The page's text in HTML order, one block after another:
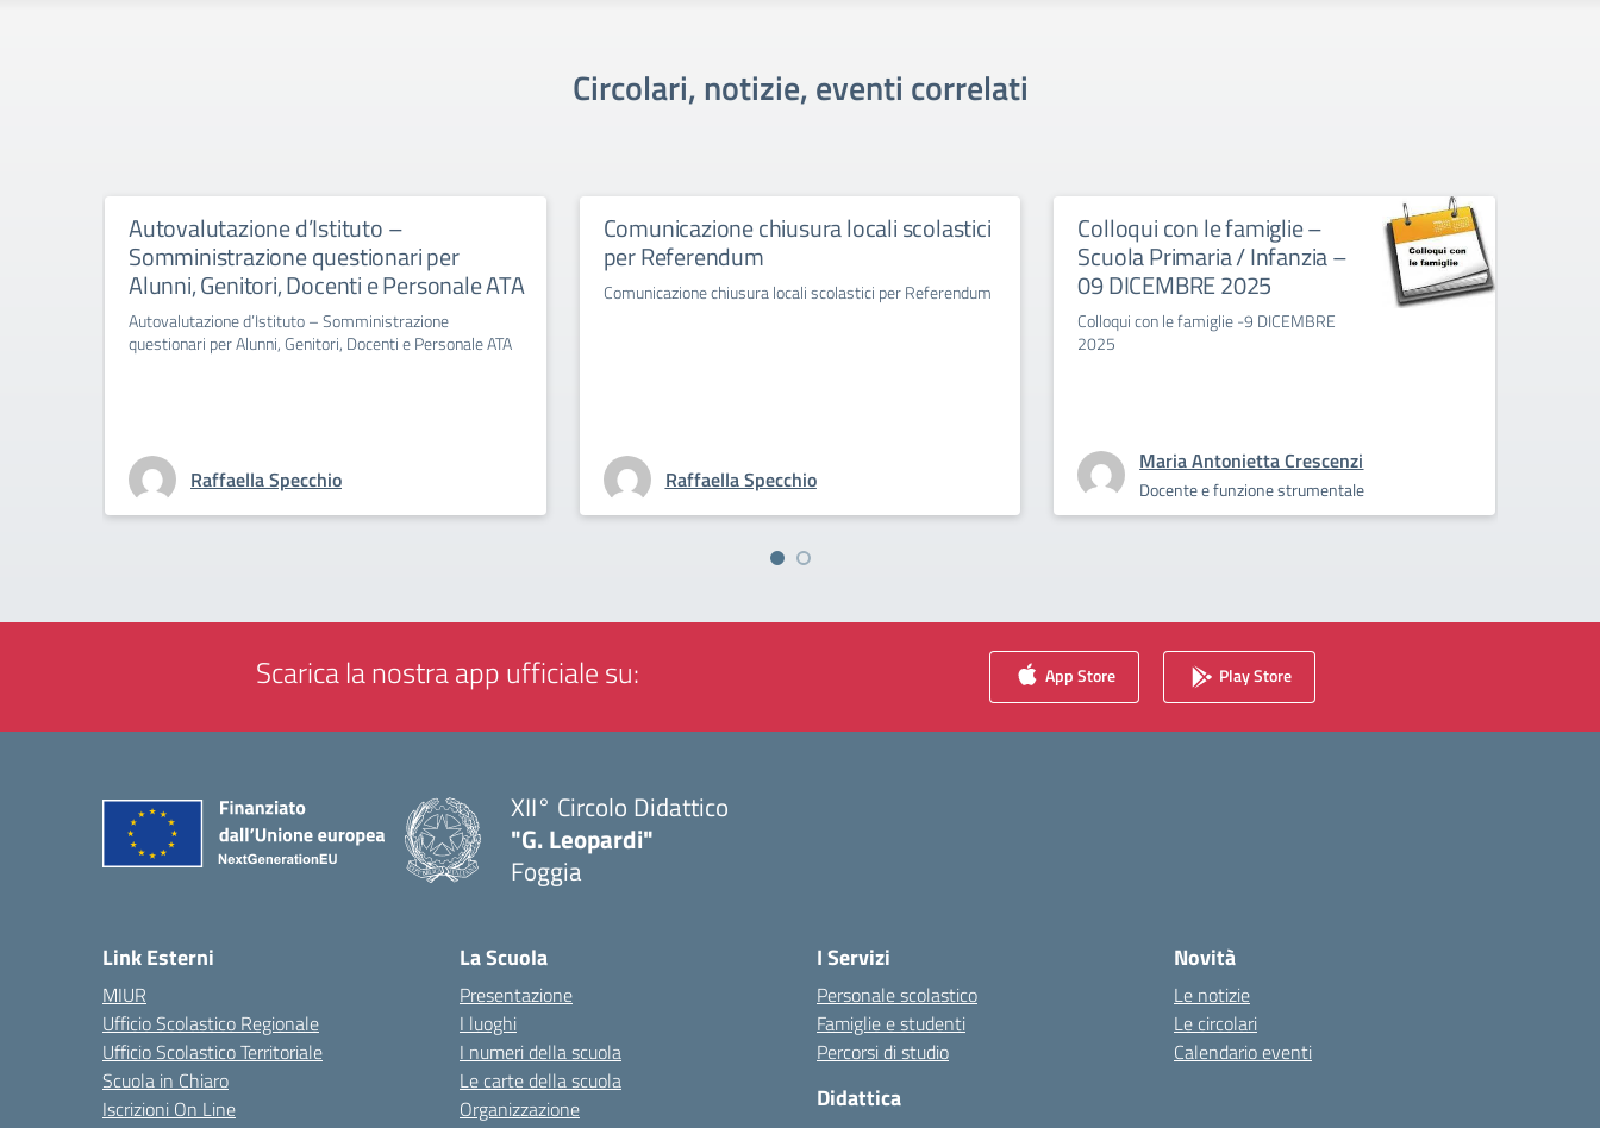
Circolari, notizie, eventi correlati
Autovalutazione d’Istituto –
Somministrazione questionari per
Alunni, Genitori, Docenti e Personale ATA
Autovalutazione d’Istituto – Somministrazione
questionari per Alunni, Genitori, Docenti e Personale ATA
Raffaella Specchio
Comunicazione chiusura locali scolastici
per Referendum
Comunicazione chiusura locali scolastici per Referendum
Raffaella Specchio
Colloqui con le famiglie –
Scuola Primaria / Infanzia –
09 DICEMBRE 2025
Colloqui con le famiglie -9 DICEMBRE
2025
Maria Antonietta Crescenzi
Docente e funzione strumentale
Scarica la nostra app ufficiale su: App Store Play Store
XII° Circolo Didattico
"G. Leopardi"
Foggia
Link Esterni
MIUR
Ufficio Scolastico Regionale
Ufficio Scolastico Territoriale
Scuola in Chiaro
Iscrizioni On Line
La Scuola
Presentazione
I luoghi
I numeri della scuola
Le carte della scuola
Organizzazione
I Servizi
Personale scolastico
Famiglie e studenti
Percorsi di studio
Didattica
Novità
Le notizie
Le circolari
Calendario eventi